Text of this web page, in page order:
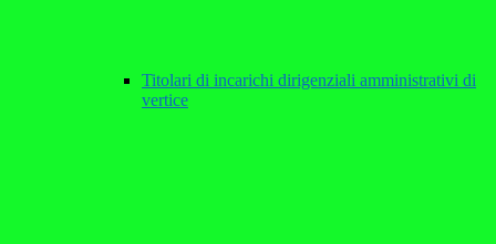
Titolari di incarichi dirigenziali amministrativi di
vertice